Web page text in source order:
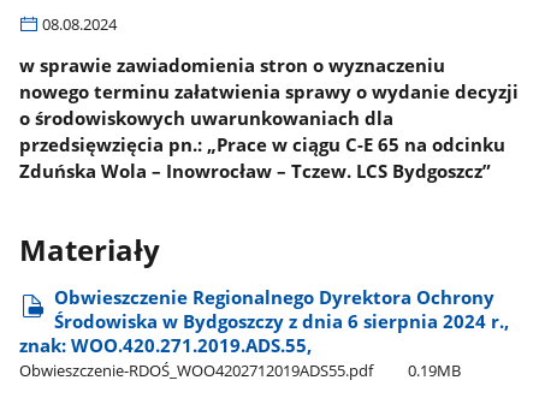
08.08.2024
w sprawie zawiadomienia stron o wyznaczeniu
nowego terminu załatwienia sprawy o wydanie decyzji
o środowiskowych uwarunkowaniach dla
przedsięwzięcia pn.: „Prace w ciągu C-E 65 na odcinku
Zduńska Wola – Inowrocław – Tczew. LCS Bydgoszcz”
Materiały
Obwieszczenie Regionalnego Dyrektora Ochrony
Środowiska w Bydgoszczy z dnia 6 sierpnia 2024 r.,
znak: WOO.420.271.2019.ADS.55,
Obwieszczenie-RDOŚ​_WOO4202712019ADS55.pdf 0.19MB